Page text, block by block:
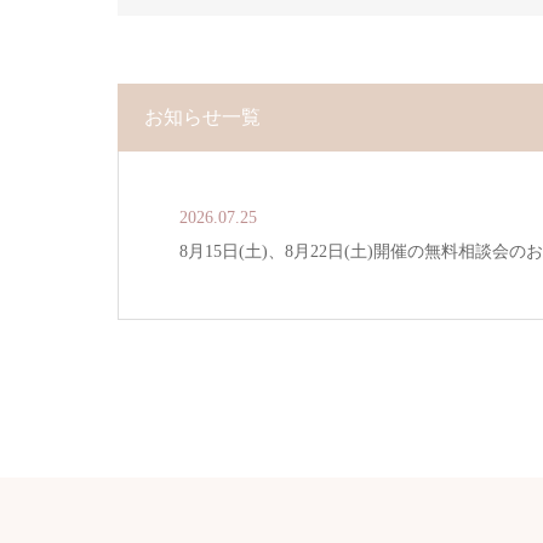
お知らせ一覧
2026.07.25
8月15日(土)、8月22日(土)開催の無料相談会の